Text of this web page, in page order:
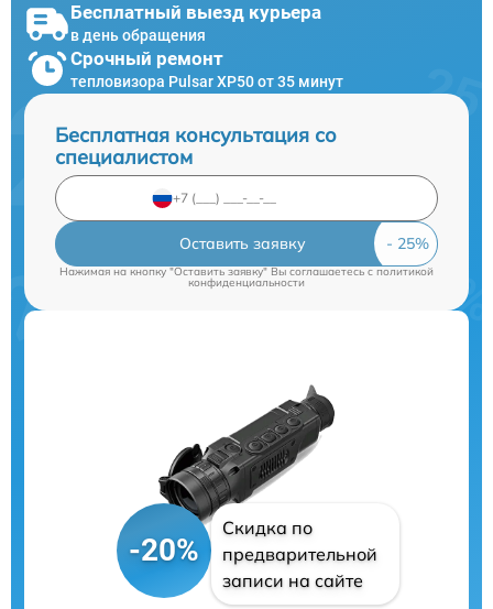
Бесплатный выезд курьера
в день обращения
Срочный ремонт
тепловизора Pulsar XP50 от 35 минут
Бесплатная консультация со
специалистом
Оставить заявку
Нажимая на кнопку "Оставить заявку" Вы соглашаетесь cполитикой
конфиденциальности
-20%
Скидка по
предварительной
записи на сайте